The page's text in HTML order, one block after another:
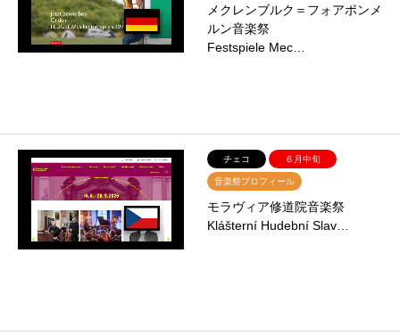
メクレンブルク＝フォアポンメ
ルン音楽祭
Festspiele Mec…
チェコ ６月中旬
音楽祭プロフィール
モラヴィア修道院音楽祭
Klášterní Hudební Slav…